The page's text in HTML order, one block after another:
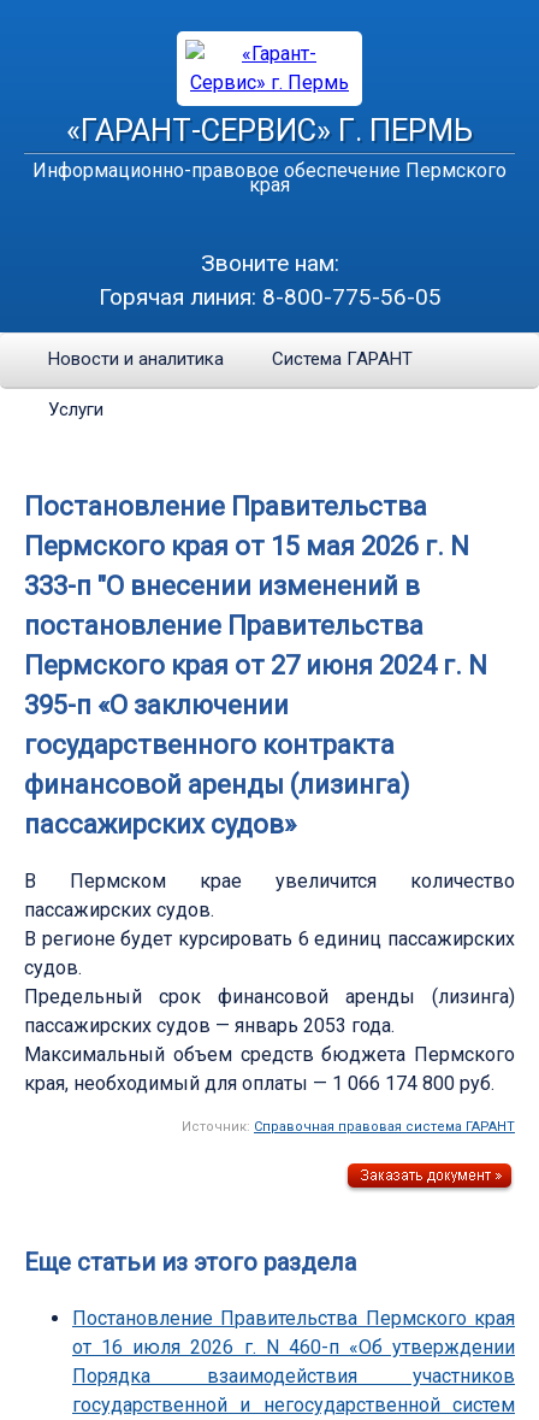
«ГАРАНТ-СЕРВИС» Г. ПЕРМЬ
Информационно-правовое обеспечение Пермского
края
Звоните нам:
Горячая линия: 8-800-775-56-05
Новости и аналитика Система ГАРАНТ
Услуги
Постановление Правительства
Пермского края от 15 мая 2026 г. N
333-п "О внесении изменений в
постановление Правительства
Пермского края от 27 июня 2024 г. N
395-п «О заключении
государственного контракта
финансовой аренды (лизинга)
пассажирских судов»
В Пермском крае увеличится количество
пассажирских судов.
В регионе будет курсировать 6 единиц пассажирских
судов.
Предельный срок финансовой аренды (лизинга)
пассажирских судов — январь 2053 года.
Максимальный объем средств бюджета Пермского
края, необходимый для оплаты — 1 066 174 800 руб.
Источник: Справочная правовая система ГАРАНТ
Еще статьи из этого раздела
Постановление Правительства Пермского края
от 16 июля 2026 г. N 460-п «Об утверждении
Порядка взаимодействия участников
государственной и негосударственной систем